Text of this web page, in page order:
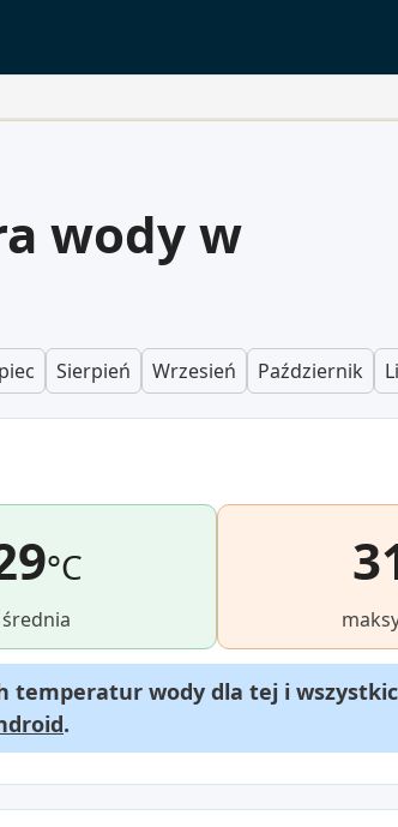
wody w
Sierpień Wrzesień Październik
°C
średnia
temperatur wody dla tej i
.